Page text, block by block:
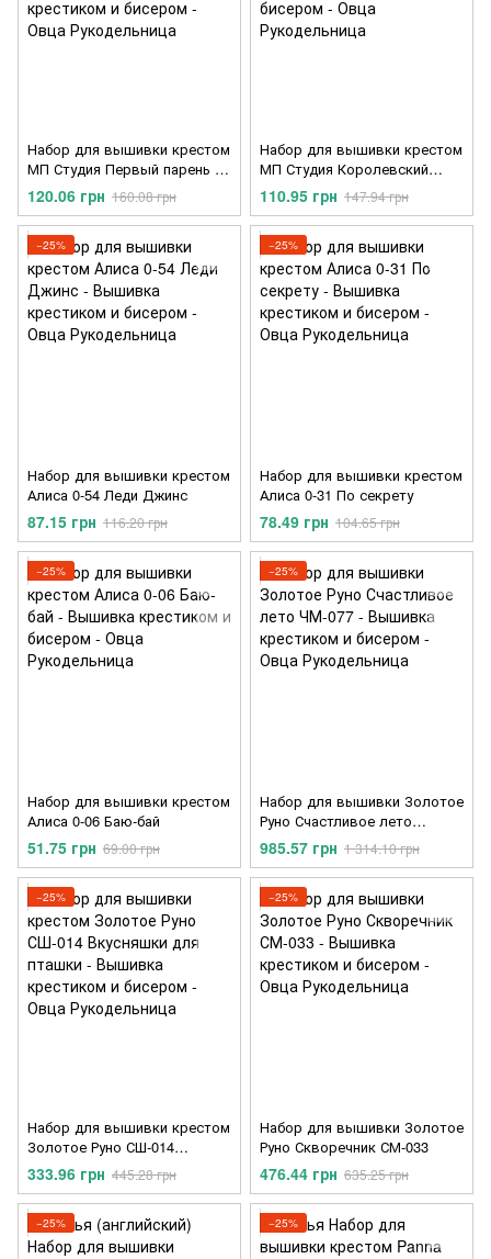
Набор для вышивки крестом
МП Студия Первый парень на
деревне М-525
120.06 грн 160.08 грн
Набор для вышивки крестом
МП Студия Королевский
корги М-512
110.95 грн 147.94 грн
−25%
Набор для вышивки крестом
Алиса 0-54 Леди Джинс
87.15 грн 116.20 грн
−25%
Набор для вышивки крестом
Алиса 0-31 По секрету
78.49 грн 104.65 грн
−25%
Набор для вышивки крестом
Алиса 0-06 Баю-бай
51.75 грн 69.00 грн
−25%
Набор для вышивки Золотое
Руно Счастливое лето
ЧМ-077
985.57 грн 1 314.10 грн
−25%
Набор для вышивки крестом
Золотое Руно СШ-014
Вкусняшки для пташки
333.96 грн 445.28 грн
−25%
Набор для вышивки Золотое
Руно Скворечник СМ-033
476.44 грн 635.25 грн
−25% −25%